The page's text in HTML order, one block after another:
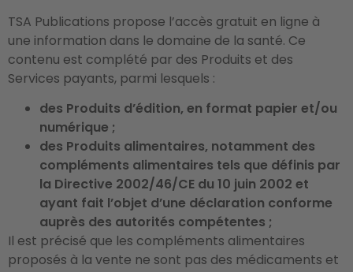
TSA Publications propose l’accès gratuit en ligne à
une information dans le domaine de la santé. Ce
contenu est complété par des Produits et des
Services payants, parmi lesquels :
des Produits d’édition, en format papier et/ou
numérique ;
des Produits alimentaires, notamment des
compléments alimentaires tels que définis par
la Directive 2002/46/CE du 10 juin 2002 et
ayant fait l’objet d’une déclaration conforme
auprès des autorités compétentes ;
Il est précisé que les compléments alimentaires
proposés à la vente ne sont pas des médicaments et